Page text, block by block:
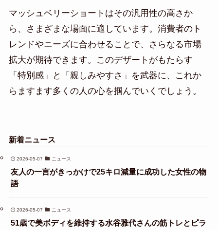
マッシュベリーショートはその汎用性の高さか
ら、さまざまな場面に適しています。消費者のト
レンドやニーズに合わせることで、さらなる市場
拡大が期待できます。このデザートがもたらす
「特別感」と「親しみやすさ」を武器に、これか
らますます多くの人の心を掴んでいくでしょう。
新着ニュース
2026-05-07 ニュース
友人の一言がきっかけで25キロ減量に成功した女性の物
語
2026-05-07 ニュース
51歳で美ボディを維持する水谷雅代さんの筋トレとピラ